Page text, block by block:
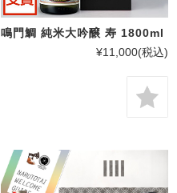
鳴門鯛 純米大吟醸 寿 1800ml
¥11,000(税込)